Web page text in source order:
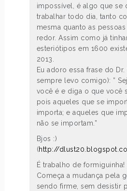
impossível, é algo que se
trabalhar todo dia, tanto
mesma quanto as pessoas
redor. Assim como já
esteriótipos em 1600
2013.
Eu adoro essa frase do Dr.
sempre levo comigo): ”
você é e diga o que você
pois aqueles que se
importa; e aqueles que
não se importam.”
Bjos :)
(http://
É trabalho de formiguinha!
Começa a mudança pela
sendo firme, sem desistir